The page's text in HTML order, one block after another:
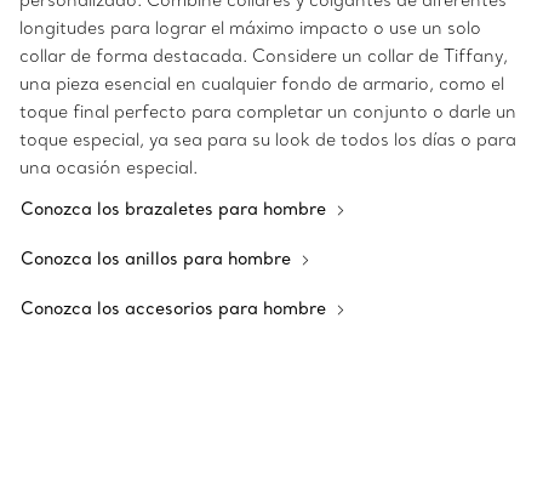
longitudes para lograr el máximo impacto o use un solo
collar de forma destacada. Considere un collar de Tiffany,
una pieza esencial en cualquier fondo de armario, como el
toque final perfecto para completar un conjunto o darle un
toque especial, ya sea para su look de todos los días o para
una ocasión especial.
Conozca los brazaletes para hombre
Conozca los anillos para hombre
Conozca los accesorios para hombre